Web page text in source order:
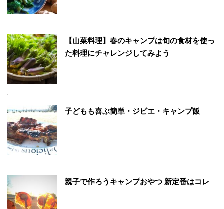
【山菜料理】春のキャンプは旬の食材を使っ
た料理にチャレンジしてみよう
子どもも喜ぶ簡単・ジビエ・キャンプ飯
親子で作ろうキャンプおやつ 新定番はコレ